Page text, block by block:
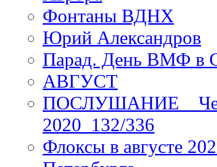
Фонтаны ВДНХ
Юрий Александров
Парад. День ВМФ в
АВГУСТ
ПОСЛУШАНИЕ _
2020_132/336
Флоксы в августе